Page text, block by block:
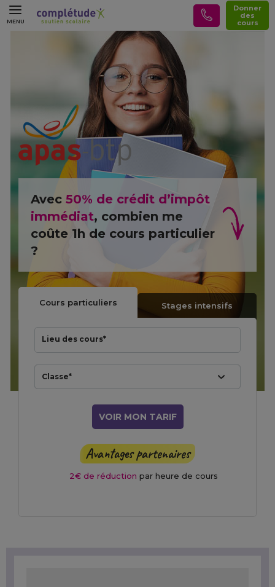
MENU
Donner
des
cours
Avec 50% de crédit d’impôt
immédiat, combien me
coûte 1h de cours particulier
?
Cours particuliers Stages intensifs
Lieu des cours*
Classe*
VOIR MON TARIF
Avantages partenaires
80€